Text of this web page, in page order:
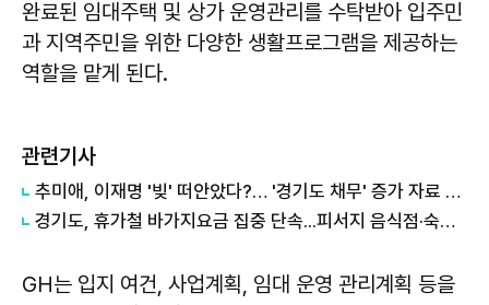
완료된 임대주택 및 상가 운영관리를 수탁받아 입주민
과 지역주민을 위한 다양한 생활프로그램을 제공하는
역할을 맡게 된다.
관련기사
추미애, 이재명 '빚' 떠안았다?… '경기도 채무' 증가 자료 실시간 확산
경기도, 휴가철 바가지요금 집중 단속...피서지 음식점·숙박업소 현장점검
GH는 입지 여건, 사업계획, 임대 운영 관리계획 등을